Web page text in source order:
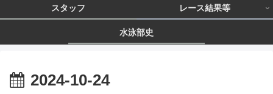
スタッフ レース結果等
水泳部史
2024-10-24